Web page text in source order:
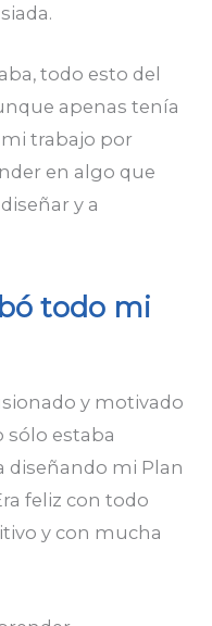
todo esto del
apenas tenía
trabajo por
en algo que
y a
todo mi
y motivado
estaba
diseñando mi Plan
feliz con todo
y con mucha